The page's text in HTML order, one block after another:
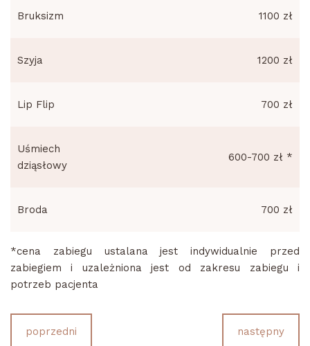
Bruksizm 1100 zł
Szyja 1200 zł
Lip Flip 700 zł
Uśmiech
dziąsłowy
600-700 zł *
Broda 700 zł
*cena zabiegu ustalana jest indywidualnie przed
zabiegiem i uzależniona jest od zakresu zabiegu i
potrzeb pacjenta
poprzedni następny